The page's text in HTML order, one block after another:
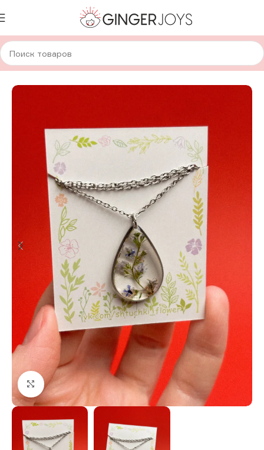
Главная Украшения Кулоны Кулоны с сухоцветами
Нажмите, чтобы увеличить изображение